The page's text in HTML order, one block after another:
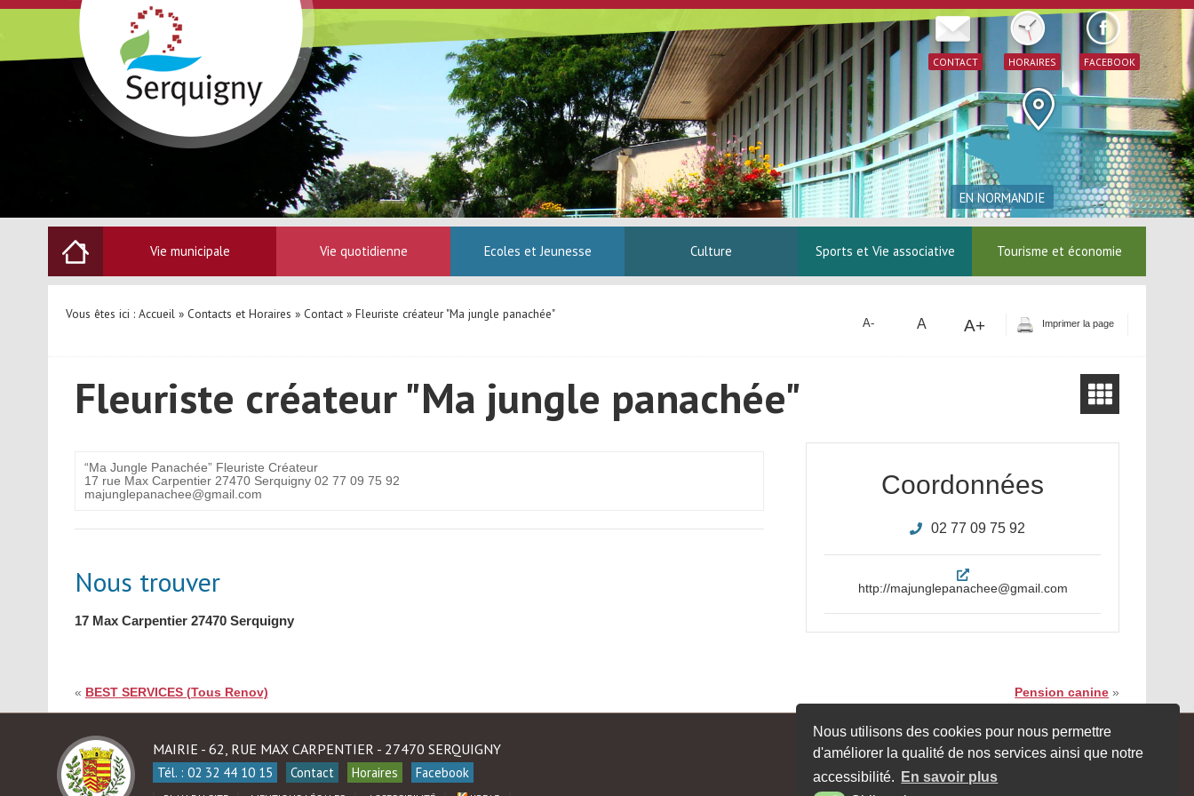
Nous utilisons des cookies pour nous permettre
d'améliorer la qualité de nos services ainsi que notre
accessibilité.
En savoir plus
CONTACT HORAIRES FACEBOOK
EN NORMANDIE
Vie municipale Vie quotidienne Ecoles et Jeunesse Culture Sports et Vie associative Tourisme et économie
Vous êtes ici : Accueil» Contacts et Horaires » Contact» Fleuriste créateur "Ma jungle panachée"
A+
A
A- Imprimer la page
Fleuriste créateur "Ma jungle panachée"
“Ma Jungle Panachée” Fleuriste Créateur
17 rue Max Carpentier 27470 Serquigny 02 77 09 75 92
majunglepanachee@gmail.com
Nous trouver
17 Max Carpentier 27470 Serquigny
Coordonnées
02 77 09 75 92
http://majunglepanachee@gmail.com
« BEST SERVICES (Tous Renov) Pension canine »
MAIRIE - 62, RUE MAX CARPENTIER - 27470 SERQUIGNY
Tél. : 02 32 44 10 15 Contact Horaires Facebook
JE SOUHAITE RECEVOIR LA
NEWSLETTER